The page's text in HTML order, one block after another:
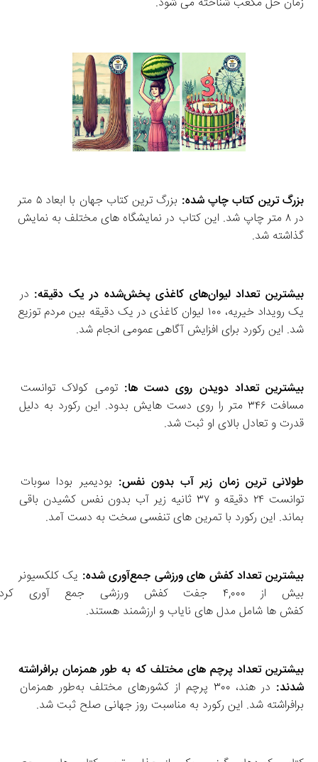
بزرگ‌ ترین کتاب چاپ‌ شده:
بزرگ‌ ترین کتاب جهان با ابعاد ۵ متر
در ۸ متر چاپ شد. این کتاب در نمایشگاه‌ های مختلف به نمایش
گذاشته شد.
بیشترین تعداد لیوان‌های کاغذی پخش‌شده در یک دقیقه:
در
یک رویداد خیریه، ۱۰۰ لیوان کاغذی در یک دقیقه بین مردم توزیع
شد. این رکورد برای افزایش آگاهی عمومی انجام شد.
بیشترین تعداد دویدن روی دست‌ ها:
تومی کولاک توانست
مسافت ۳۴۶ متر را روی دست‌ هایش بدود. این رکورد به دلیل
قدرت و تعادل بالای او ثبت شد.
طولانی‌ ترین زمان زیر آب بدون نفس:
بودیمیر بودا سوبات
توانست ۲۴ دقیقه و ۳۷ ثانیه زیر آب بدون نفس کشیدن باقی
بماند. این رکورد با تمرین‌ های تنفسی سخت به دست آمد.
بیشترین تعداد کفش‌ های ورزشی جمع‌آوری‌ شده:
یک کلکسیونر
بیش از ۴,۰۰۰ جفت
کفش‌ ها شامل مدل‌ های نایاب و ارزشمند هستند.
بیشترین تعداد پرچم‌ های مختلف که به‌ طور همزمان برافراشته
شدند:
در هند، ۳۰۰ پرچم از کشورهای مختلف به‌طور همزمان
برافراشته شد. این رکورد به مناسبت روز جهانی صلح ثبت شد.